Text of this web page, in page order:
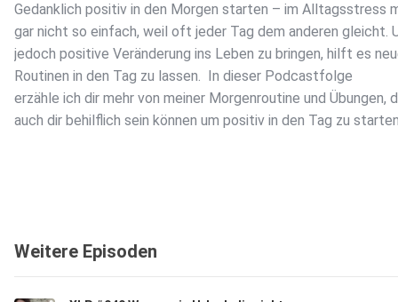
Gedanklich positiv in den Morgen starten – im Alltagsstress
gar nicht so einfach, weil oft jeder Tag dem anderen gleicht.
jedoch positive Veränderung ins Leben zu bringen, hilft es
Routinen in den Tag zu lassen. In dieser Podcastfolge
erzähle ich dir mehr von meiner Morgenroutine und Übungen,
auch dir behilflich sein können um positiv in den Tag zu
Weitere Episoden